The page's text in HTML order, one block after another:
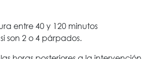
entre 40 y 120 minutos
son 2 o 4 párpados.